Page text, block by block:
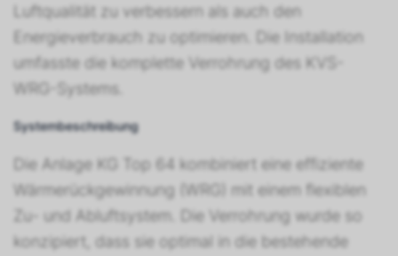
Luftqualität zu verbessern als auch den
Energieverbrauch zu optimieren. Die Installation
umfasste die komplette Verrohrung des KVS-
WRG-Systems.
Systembeschreibung
Die Anlage KG Top 64 kombiniert eine effiziente
Wärmerückgewinnung (WRG) mit einem flexiblen
Zu- und Abluftsystem. Die Verrohrung wurde so
konzipiert, dass sie optimal in die bestehende